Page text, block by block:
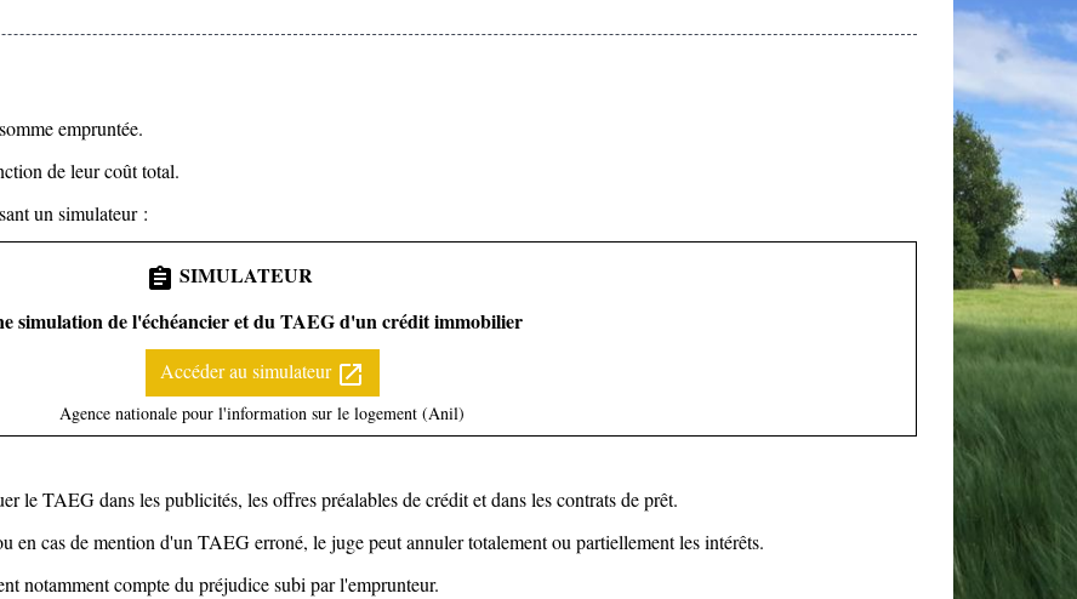
empruntée.
de leur coût total.
un simulateur :
assignment SIMULATEUR
simulation de l'échéancier et du TAEG d'un crédit immobilier
Accéder au simulateur open_in_new
Agence nationale pour l'information sur le logement (Anil)
le TAEG dans les publicités, les offres préalables de crédit et dans les contrats de prêt.
en cas de mention d'un TAEG erroné, le juge peut annuler totalement ou partiellement les intérêts.
notamment compte du préjudice subi par l'emprunteur.